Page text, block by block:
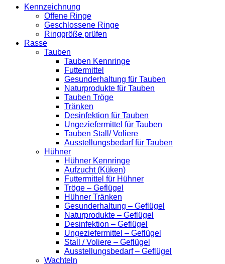
Kennzeichnung
Offene Ringe
Geschlossene Ringe
Ringgröße prüfen
Rasse
Tauben
Tauben Kennringe
Futtermittel
Gesunderhaltung für Tauben
Naturprodukte für Tauben
Tauben Tröge
Tränken
Desinfektion für Tauben
Ungeziefermittel für Tauben
Tauben Stall/ Voliere
Ausstellungsbedarf für Tauben
Hühner
Hühner Kennringe
Aufzucht (Küken)
Futtermittel für Hühner
Tröge – Geflügel
Hühner Tränken
Gesunderhaltung – Geflügel
Naturprodukte – Geflügel
Desinfektion – Geflügel
Ungeziefermittel – Geflügel
Stall / Voliere – Geflügel
Ausstellungsbedarf – Geflügel
Wachteln